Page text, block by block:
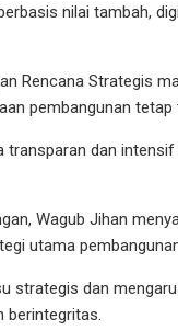
nilai tambah,
Rencana Strategis
pembangunan tetap
dan
Wagub Jihan
utama
strategis dan
berintegritas.